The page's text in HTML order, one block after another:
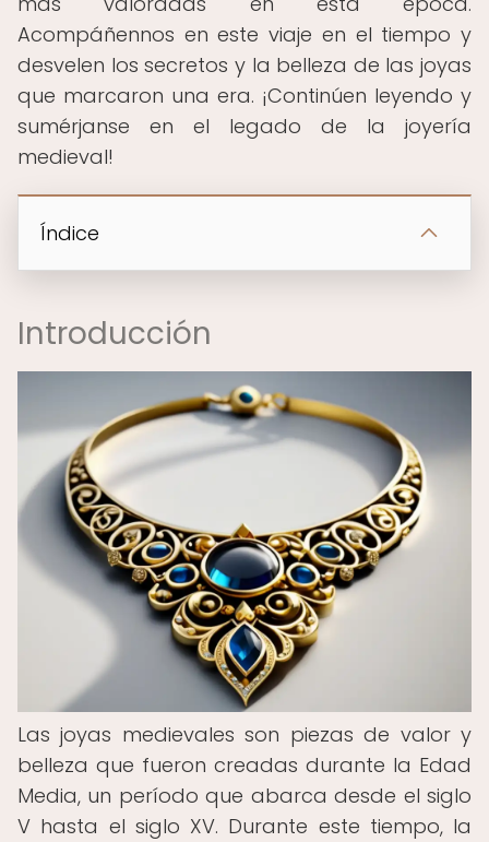
Acompáñennos en este viaje en el tiempo y
desvelen los secretos y la belleza de las joyas
que marcaron una era. ¡Continúen leyendo y
sumérjanse en el legado de la joyería
medieval!
Índice
Introducción
Las joyas medievales son piezas de valor y
belleza que fueron creadas durante la Edad
Media, un período que abarca desde el siglo
V hasta el siglo XV. Durante este tiempo, la